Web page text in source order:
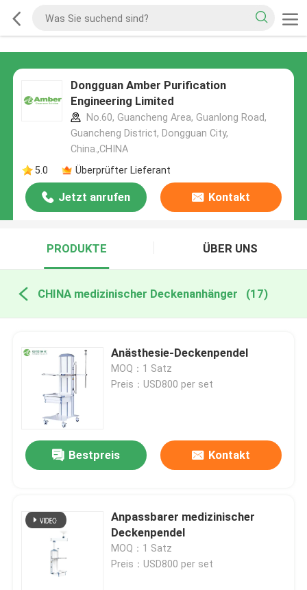
Dongguan Amber Purification
Engineering Limited
No.60, Guancheng Area, Guanlong Road,
Guancheng District, Dongguan City,
China.,CHINA
5.0
Überprüfter Lieferant
Jetzt anrufen Kontakt
PRODUKTE ÜBER UNS
CHINA medizinischer Deckenanhänger (17)
Anästhesie-Deckenpendel
MOQ：1 Satz
Preis：USD800 per set
Bestpreis Kontakt
Anpassbarer medizinischer
Deckenpendel
MOQ：1 Satz
Preis：USD800 per set